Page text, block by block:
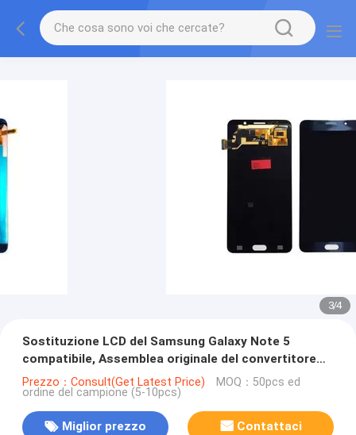
3/4
Sostituzione LCD del Samsung Galaxy Note 5
compatibile, Assemblea originale del convertitore
analogico/digitale dell'esposizione
Prezzo：Consult(Get Latest Price) MOQ：50pcs ed
ordine del campione (5-10pcs)
Miglior prezzo Contattaci